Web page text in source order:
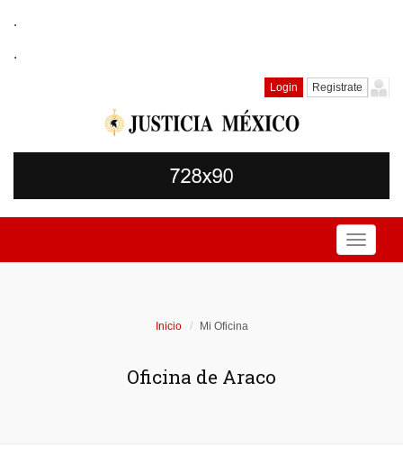
.
.
Login Registrate
Toggle
Inicio Mi Oficina
Oficina de Araco